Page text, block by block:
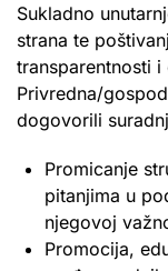
Sukladno
strana te
transparentnosti
Privredna/
dogovorili
Promicanje
pitanjima u
njegovoj
Promocija,